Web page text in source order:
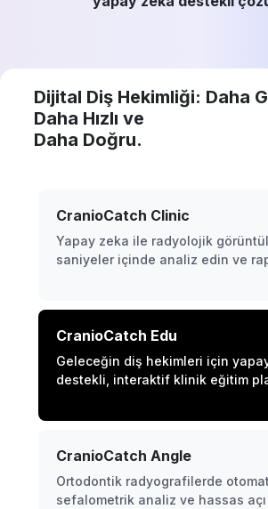
Dijital Diş Hekimliği: Daha
Daha Hızlı ve
Daha Doğru.
CranioCatch Clinic
Yapay zeka ile radyolojik
saniyeler içinde analiz edin ve
CranioCatch Edu
Geleceğin diş hekimleri için
destekli, interaktif klinik eğitim
CranioCatch Angle
Ortodontik radyografilerde
sefalometrik analiz ve hassas